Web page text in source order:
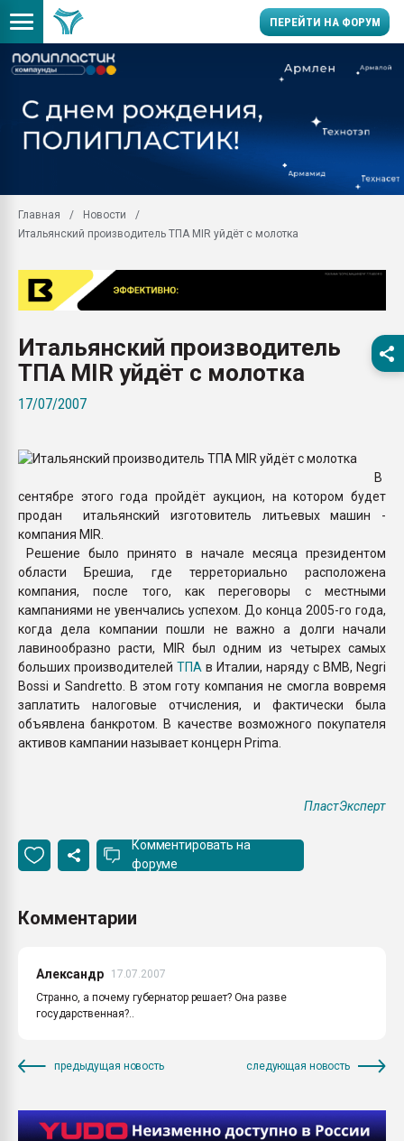
ПЕРЕЙТИ НА ФОРУМ
Вакуум-формовочные
28.07.2026
бутылок
Материал поверхности
вакуумного
ПЕРЕЙТИ НА
Главная
Новости
Итальянский производитель ТПА MIR уйдёт с молотка
Итальянский производитель
ТПА MIR уйдёт с молотка
17/07/2007
В
сентябре этого года пройдёт аукцион, на котором будет
продан итальянский изготовитель литьевых машин -
компания MIR.
Решение было принято в начале месяца президентом
области Брешиа, где терреториально расположена
компания, после того, как переговоры с местными
кампаниями не увенчались успехом. До конца 2005-го года,
когда дела компании пошли не важно а долги начали
лавинообразно расти, MIR был одним из четырех самых
больших производителей ТПА в Италии, наряду с BMB, Negri
Bossi и Sandretto. В этом готу компания не смогла вовремя
заплатить налоговые отчисления, и фактически была
объявлена банкротом. В качестве возможного покупателя
активов кампании называет концерн Prima.
ПластЭксперт
Комментировать на
форуме
Комментарии
Александр
17.07.2007
Странно, а почему губернатор решает? Она разве
государственная?..
предыдущая новость следующая новость